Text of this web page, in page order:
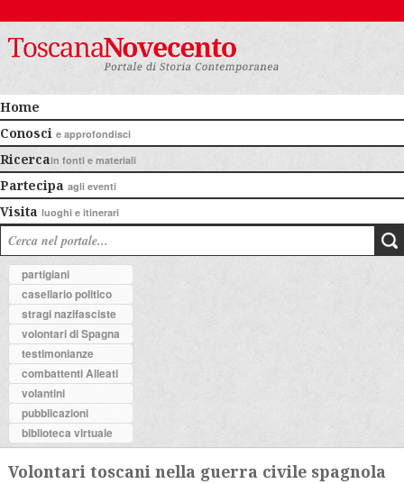
Home
Conosci e approfondisci
Ricercain fonti e materiali
Partecipa agli eventi
Visita luoghi e itinerari
partigiani
casellario politico
stragi nazifasciste
volontari di Spagna
testimonianze
combattenti Alleati
volantini
pubblicazioni
biblioteca virtuale
Volontari toscani nella guerra civile spagnola